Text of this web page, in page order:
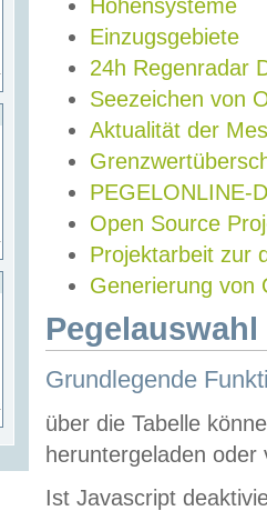
Höhensysteme
Einzugsgebiete
24h Regenradar
Seezeichen von
Aktualität der
PEGELONLINE-
Open Source
Projektarbeit zur
Generierung von
Grundlegende
über die Tabelle
heruntergeladen oder
Ist Javascript